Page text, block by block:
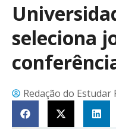
seleciona
Redação do Estudar